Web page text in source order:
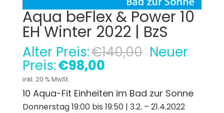
Aqua beFlex & Power 10
EH Winter 2022 | BzS
Alter Preis:€140,00
€140,00
Neuer
Preis:€98,00Aktueller
ist:
€98,00.
inkl. 20 % MwSt.
10 Aqua-Fit Einheiten im Bad zur Sonne
Donnerstag 19:00 bis 19:50 | 3.2. – 21.4.2022